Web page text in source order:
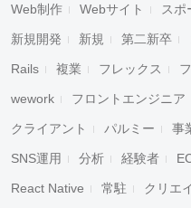
Web制作 Webサイト スポ
新規開発 新規 第二新卒
Rails 複業 フレックス
wework フロントエンジニア
クライアント パルミー 事
SNS運用 分析 経験者
React Native 常駐 クリエ